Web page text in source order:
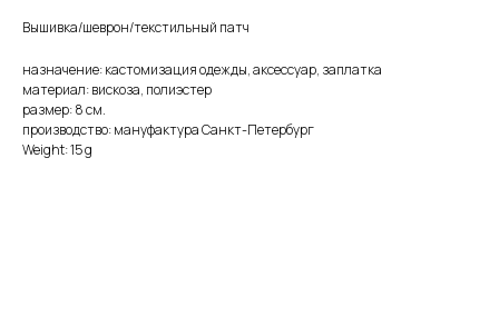
Вышивка/шеврон/текстильный патч
назначение: кастомизация одежды, аксессуар, заплатка
материал: вискоза, полиэстер
размер: 8 см.
производство: мануфактура Санкт-Петербург
Weight: 15 g